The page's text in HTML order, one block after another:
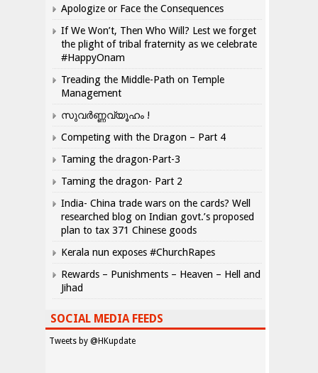
Apologize or Face the Consequences
If We Won’t, Then Who Will? Lest we forget
the plight of tribal fraternity as we celebrate
#HappyOnam
Treading the Middle-Path on Temple
Management
സുവർണ്ണവ്യൂഹം !
Competing with the Dragon – Part 4
Taming the dragon-Part-3
Taming the dragon- Part 2
India- China trade wars on the cards? Well
researched blog on Indian govt.’s proposed
plan to tax 371 Chinese goods
Kerala nun exposes #ChurchRapes
Rewards – Punishments – Heaven – Hell and
Jihad
SOCIAL MEDIA FEEDS
Tweets by @HKupdate